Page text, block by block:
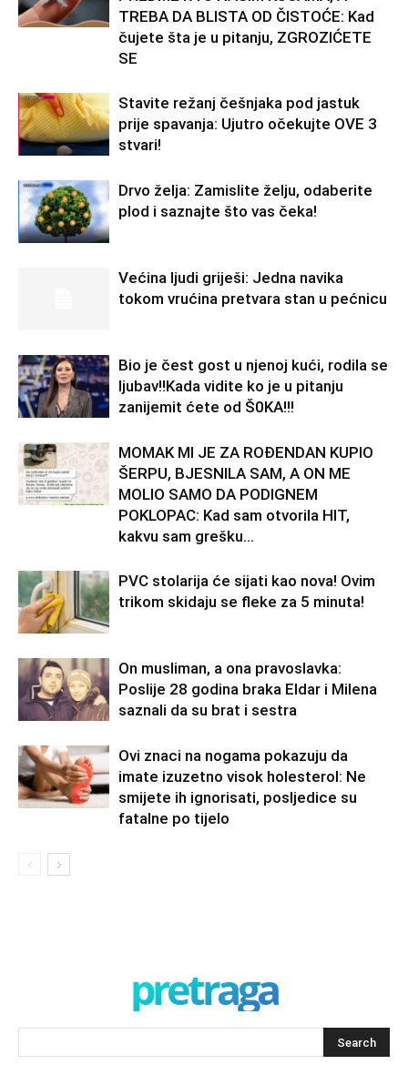
TREBA DA BLISTA OD ČISTOĆE: Kad
čujete šta je u pitanju, ZGROZIĆETE
SE
Stavite režanj češnjaka pod jastuk
prije spavanja: Ujutro očekujte OVE 3
stvari!
Drvo želja: Zamislite želju, odaberite
plod i saznajte što vas čeka!
Većina ljudi griješi: Jedna navika
tokom vrućina pretvara stan u pećnicu
Bio je čest gost u njenoj kući, rodila se
ljubav!!Kada vidite ko je u pitanju
zanijemit ćete od Š0KA!!!
MOMAK MI JE ZA ROĐENDAN KUPIO
ŠERPU, BJESNILA SAM, A ON ME
MOLIO SAMO DA PODIGNEM
POKLOPAC: Kad sam otvorila HIT,
kakvu sam grešku...
PVC stolarija će sijati kao nova! Ovim
trikom skidaju se fleke za 5 minuta!
On musliman, a ona pravoslavka:
Poslije 28 godina braka Eldar i Milena
saznali da su brat i sestra
Ovi znaci na nogama pokazuju da
imate izuzetno visok holesterol: Ne
smijete ih ignorisati, posljedice su
fatalne po tijelo
pretraga